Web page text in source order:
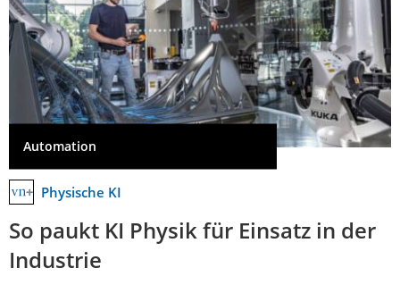
Automation
Physische KI
So paukt KI Physik für Einsatz in der
Industrie